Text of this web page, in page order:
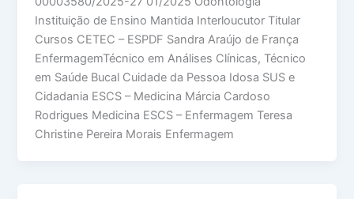
Instituição de Ensino Mantida Interloucutor Titular
Cursos CETEC – ESPDF Sandra Araújo de França
EnfermagemTécnico em Análises Clínicas, Técnico
em Saúde Bucal Cuidade da Pessoa Idosa SUS e
Cidadania ESCS – Medicina Márcia Cardoso
Rodrigues Medicina ESCS – Enfermagem Teresa
Christine Pereira Morais Enfermagem